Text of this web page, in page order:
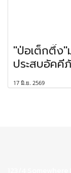
"ป่อเต็กตึ๊ง"
ประสบอัคคี
17 มิ.ย. 2569